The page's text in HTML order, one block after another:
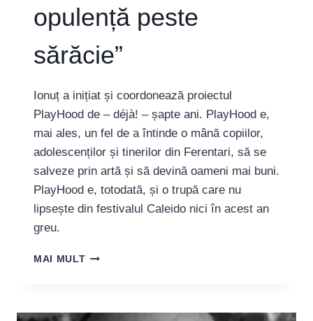
opulență peste
sărăcie”
Ionuț a inițiat și coordonează proiectul
PlayHood de – déjà! – șapte ani. PlayHood e,
mai ales, un fel de a întinde o mână copiilor,
adolescenților și tinerilor din Ferentari, să se
salveze prin artă și să devină oameni mai buni.
PlayHood e, totodată, și o trupă care nu
lipsește din festivalul Caleido nici în acest an
greu.
MAI MULTIONUȚ
”FERENTARIUL